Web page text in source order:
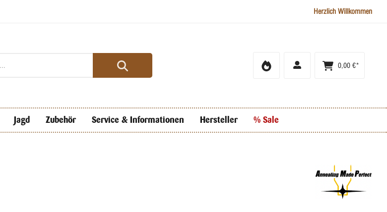
Herzlich Willkommen
0,00 €*
Jagd Zubehör Service & Informationen Hersteller % Sale